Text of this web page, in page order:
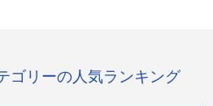
ゴリーの人気ランキング